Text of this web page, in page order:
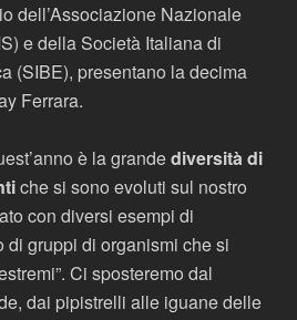
dell’Associazione Nazionale
e della Società Italiana di
(SIBE), presentano la decima
Ferrara.
è la grandediversità di
che si sono evoluti sul nostro
con diversi esempi di
gruppi di organismi che si
Ci sposteremo dal
dai pipistrelli alle iguane delle